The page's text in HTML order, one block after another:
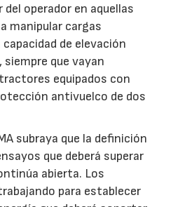
operador en aquellas
manipular cargas
de elevación
siempre que vayan
equipados con
antivuelco de dos
subraya que la definición
que deberá superar
abierta. Los
para establecer